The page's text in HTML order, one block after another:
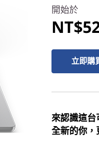
開始於
立即購
來認識這
全新的你，